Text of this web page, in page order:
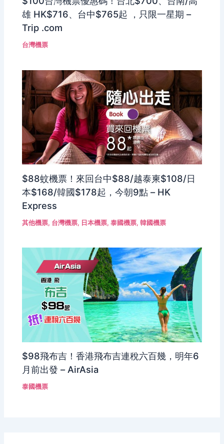
雄 HK$716、台中$765起 ，只限一星期 –
Trip .com
台灣機票
$88蚊機票！來回台中$88/越泰柬$108/日
本$168/韓國$178起，今朝9點 – HK
Express
其他機票, 台灣機票, 日本機票,泰國機票,韓國機票
$98飛布吉！香港飛布吉連稅六百幾，明年6
月前出發 – AirAsia
泰國機票